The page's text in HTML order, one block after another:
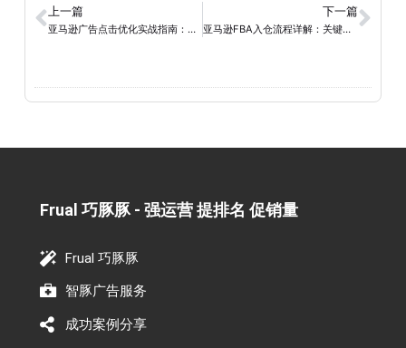
上一篇
亚马逊广告点击优化实战指南：如何提升广告效果
下一篇
亚马逊FBA入仓流程详解：关键步骤与注意事项
Frual 巧豚豚 - 强运营 提排名 促销量​
Frual 巧豚豚
智豚广告服务
成功案例分享